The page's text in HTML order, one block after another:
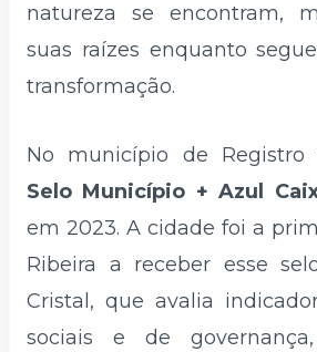
natureza se encontram,
suas raízes enquanto
transformação.
No município de
Selo Município + Azul
em 2023. A cidade foi a
Ribeira a receber esse
Cristal, que avalia
sociais e de